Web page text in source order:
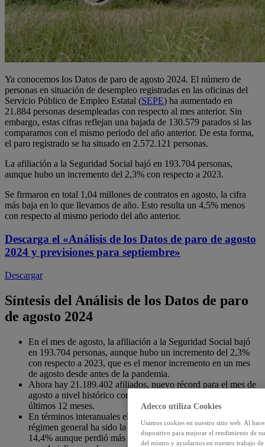
Ya conocemos los Datos de paro de agosto 2024. El número de
personas en situación de desempleo registradas en las oficinas del
Servicio Público de Empleo Estatal (SEPE) ha aumentado en
21.884 personas desempleadas con respecto al mes anterior. Sin
embargo, estas cifras reflejan una bajada de 130.579 parados si las
comparamos con el mismo periodo del año anterior. De esta forma,
el paro registrado se ha situado en 2.572.121 personas.
La afiliación a la Seguridad Social bajó en 193.704 personas,
aunque hubo un incremento del 2,3% con respecto a 2023.
Se firmaron en total 1,04 millones de contratos en agosto, la cifra
más baja en lo que llevamos de año. Esto resulta un 4,5% menos
con respecto al mismo periodo del año anterior.
Descarga el «Análisis de los Datos de paro de agosto
2024 y previsiones para septiembre»
Descargar
Síntesis del Análisis de los Datos de paro
de agosto 2024
En el mes de agosto, la afiliación a la Seguridad Social bajó
en 193.704 personas, aunque hubo un incremento del 2,3%
con respecto a 2023, que es el menor incremento en un mes
de agosto desde antes de la pandemia.
Ahora hay 21.189.402 afiliados, nuevo récord para el mes de
agosto a nivel histórico con 482.902 afiliados nuevos en los
últimos 12 meses.
En términos interanuales el sector que más ha crecido en el
régimen general ha sido la educación, con un crecimiento del
14,4% aunque perdió más de 72000 afiliados con respecto al
Adecco utiliza Cookies
Usamos cookies en nuestro sitio web. Al
dispositivo para mejorar el rendimiento de
del mismo y ayudarnos en nuestro trabajo